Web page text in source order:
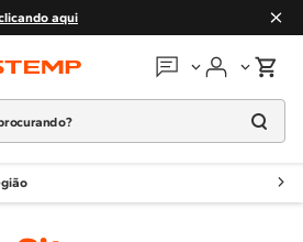
aqui
que podemos